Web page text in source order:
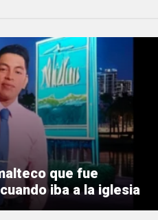
que fue
iba a la iglesia